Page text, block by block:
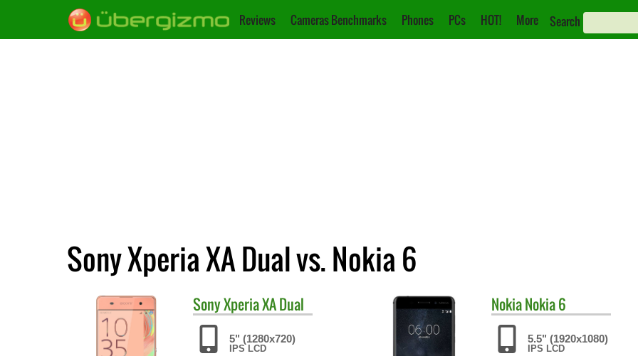
Reviews Cameras Benchmarks Phones PCs HOT! More Search
Sony Xperia XA Dual vs. Nokia 6
SonyXperia XA Dual
5" (1280x720)
IPS LCD
NokiaNokia 6
5.5" (1920x1080)
IPS LCD